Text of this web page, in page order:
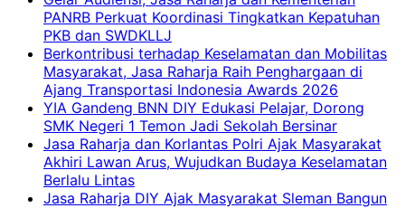
PANRB Perkuat Koordinasi Tingkatkan Kepatuhan
PKB dan SWDKLLJ
Berkontribusi terhadap Keselamatan dan Mobilitas
Masyarakat, Jasa Raharja Raih Penghargaan di
Ajang Transportasi Indonesia Awards 2026
YIA Gandeng BNN DIY Edukasi Pelajar, Dorong
SMK Negeri 1 Temon Jadi Sekolah Bersinar
Jasa Raharja dan Korlantas Polri Ajak Masyarakat
Akhiri Lawan Arus, Wujudkan Budaya Keselamatan
Berlalu Lintas
Jasa Raharja DIY Ajak Masyarakat Sleman Bangun